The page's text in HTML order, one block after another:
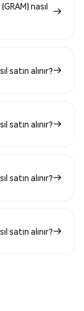
nasıl
satın alınır?
satın alınır?
satın alınır?
satın alınır?